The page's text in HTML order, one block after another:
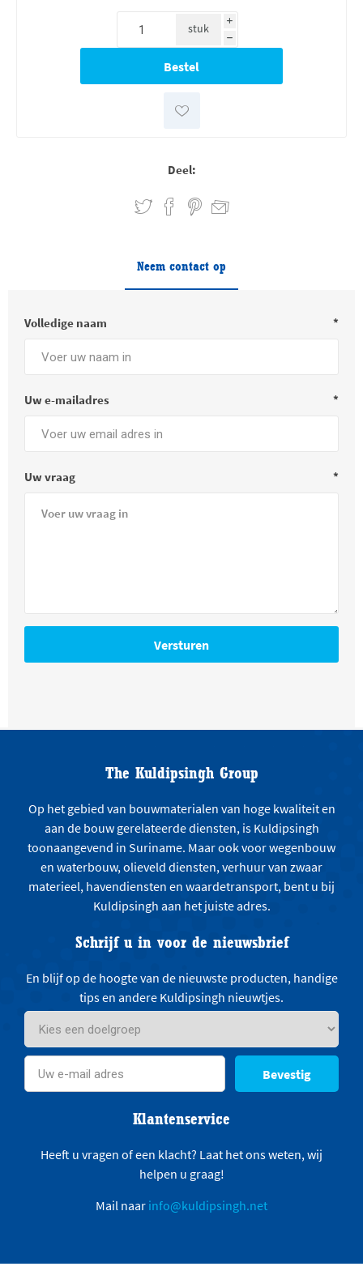
i
h
stuk
Deel:
Neem contact op
Volledige naam *
Uw e-mailadres *
Uw vraag *
The Kuldipsingh Group
Op het gebied van bouwmaterialen van hoge kwaliteit en
aan de bouw gerelateerde diensten, is Kuldipsingh
toonaangevend in Suriname. Maar ook voor wegenbouw
en waterbouw, olieveld diensten, verhuur van zwaar
materieel, havendiensten en waardetransport, bent u bij
Kuldipsingh aan het juiste adres.
Schrijf u in voor de nieuwsbrief
En blijf op de hoogte van de nieuwste producten, handige
tips en andere Kuldipsingh nieuwtjes.
Bevestig
Klantenservice
Heeft u vragen of een klacht? Laat het ons weten, wij
helpen u graag!
Mail naar info@kuldipsingh.net